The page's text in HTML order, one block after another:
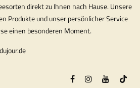
direkt zu Ihnen nach Hause. Unsere
Produkte und unser persönlicher Service
einen besonderen Moment.